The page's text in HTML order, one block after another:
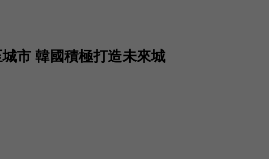
市 韓國積極打造未來城